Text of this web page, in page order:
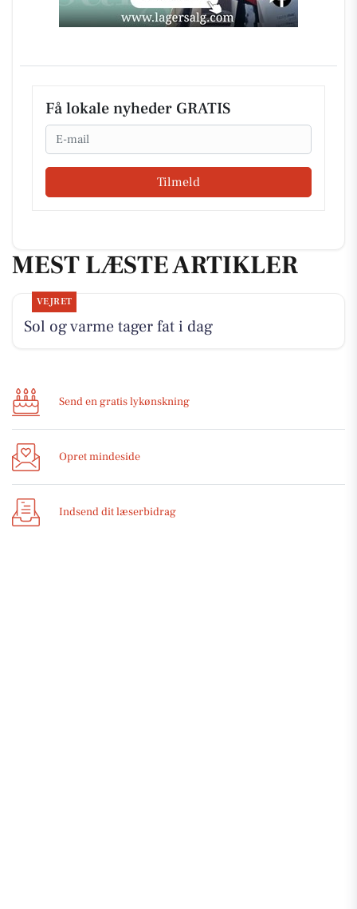
Få lokale nyheder GRATIS
Email
Tilmeld
MEST LÆSTE ARTIKLER
VEJRET
Sol og varme tager fat i dag
Send en gratis lykønskning
Opret mindeside
Indsend dit læserbidrag